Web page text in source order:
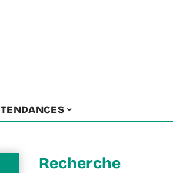
TENDANCES
Recherche